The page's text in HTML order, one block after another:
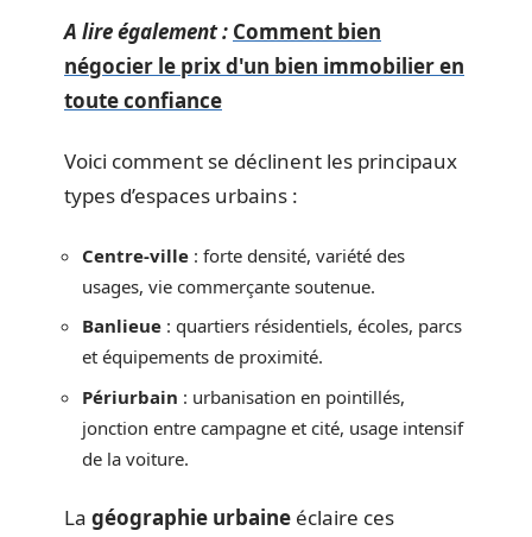
A lire également : Comment bien
négocier le prix d'un bien immobilier en
toute confiance
Voici comment se déclinent les principaux
types d’espaces urbains :
Centre-ville : forte densité, variété des
usages, vie commerçante soutenue.
Banlieue : quartiers résidentiels, écoles, parcs
et équipements de proximité.
Périurbain : urbanisation en pointillés,
jonction entre campagne et cité, usage intensif
de la voiture.
La géographie urbaine éclaire ces